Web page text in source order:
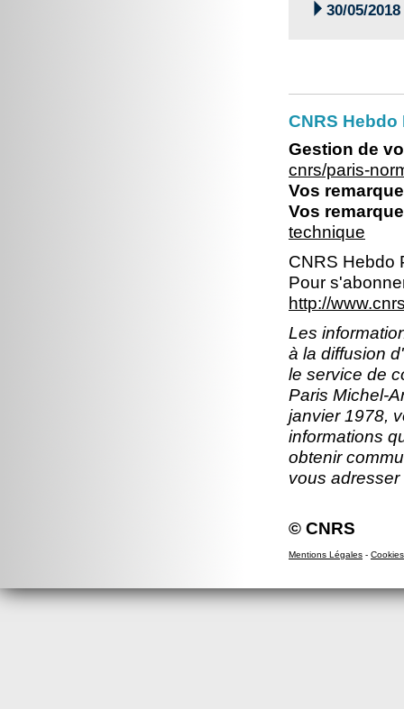
 30/05/2018
CNRS
Gestion de
cnrs/paris-
Vos
Vos
technique
CNRS Hebdo
Pour
http://
Les
à la diffusion
le service de
Paris Michel-
janvier 1978,
informations
obtenir
vous
© CNRS
Mentions Légales - Cookies